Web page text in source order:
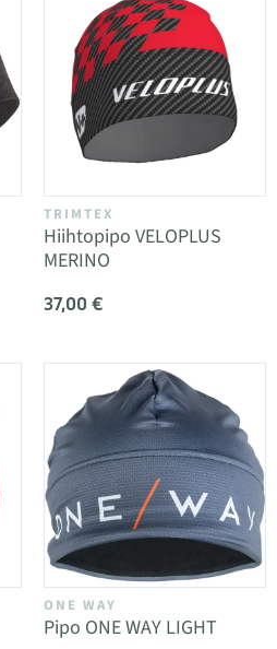
TRIMTEX
Hiihtopipo VELOPLUS
MERINO
37,00 €
ONE WAY
Pipo ONE WAY LIGHT